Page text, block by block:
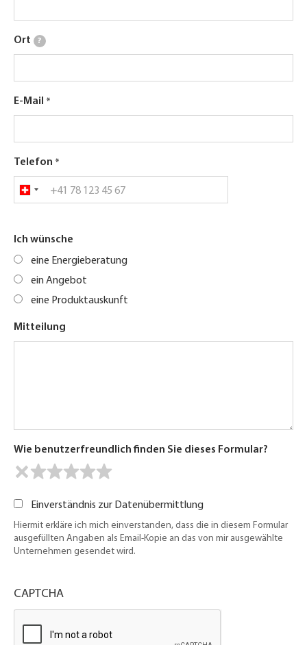
Ort ?
E-Mail
Telefon
Ich wünsche
eine Energieberatung
ein Angebot
eine Produktauskunft
Mitteilung
Wie benutzerfreundlich finden Sie dieses Formular?
Einverständnis zur Datenübermittlung
Hiermit erkläre ich mich einverstanden, dass die in diesem Formular
ausgefüllten Angaben als Email-Kopie an das von mir ausgewählte
Unternehmen gesendet wird.
CAPTCHA